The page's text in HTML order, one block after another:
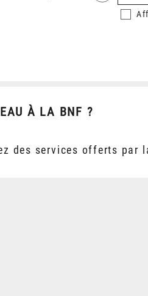
À LA BNF ?
des services offerts par